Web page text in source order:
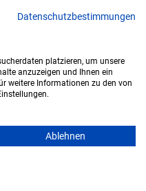
Datenschutzbestimmungen
platzieren, um unsere
anzuzeigen und Ihnen ein
weitere Informationen zu den von
Ablehnen